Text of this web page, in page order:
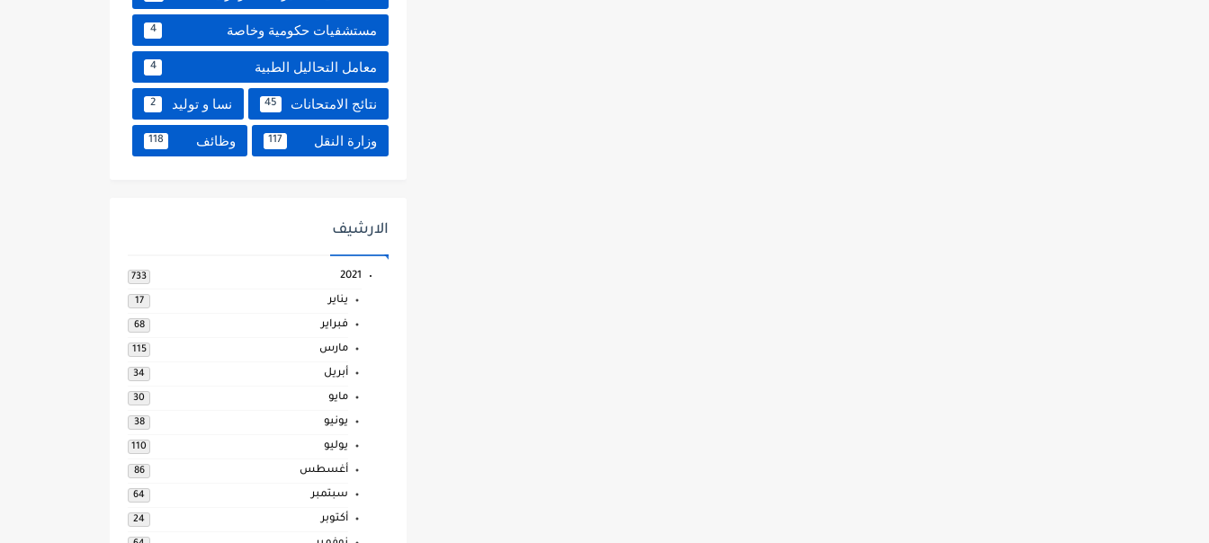
مستشفيات حكومية وخاصة 4
معامل التحاليل الطبية 4
نتائج الامتحانات 45 نسا و توليد 2
وزارة النقل 117 وظائف 118
الارشيف
2021
733
يناير 17
فبراير 68
مارس 115
أبريل 34
مايو 30
يونيو 38
يوليو 110
أغسطس 86
سبتمبر 64
أكتوبر 24